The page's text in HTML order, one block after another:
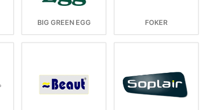
BIG GREEN EGG FOKER